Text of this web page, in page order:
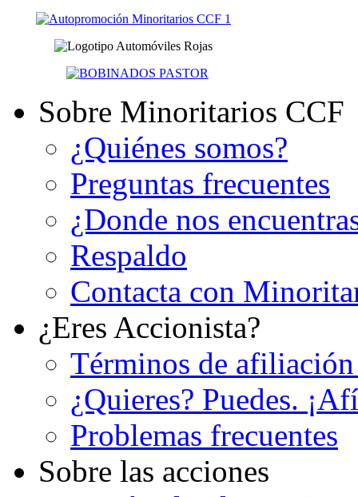
Sobre Minoritarios CCF
¿Quiénes somos?
Preguntas frecuentes
¿Donde nos
Respaldo
Contacta con
¿Eres Accionista?
Términos de
¿Quieres? Puedes.
Problemas frecuentes
Sobre las acciones